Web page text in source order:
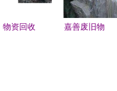
物资回收
嘉善废旧物